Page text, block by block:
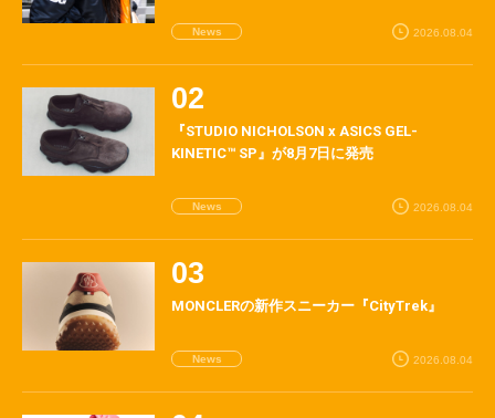
News 2026.08.04
『STUDIO NICHOLSON x ASICS GEL-
KINETIC™ SP』が8月7日に発売
News 2026.08.04
MONCLERの新作スニーカー『CityTrek』
News 2026.08.04